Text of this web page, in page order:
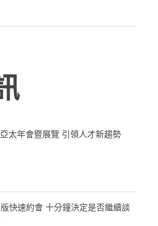
太年會暨展覽 引領人才新趨勢
快速約會 十分鐘決定是否繼續談